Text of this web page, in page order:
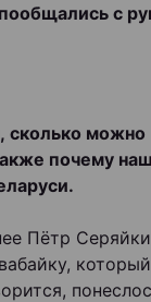
с
сколько можно
почему
Пётр